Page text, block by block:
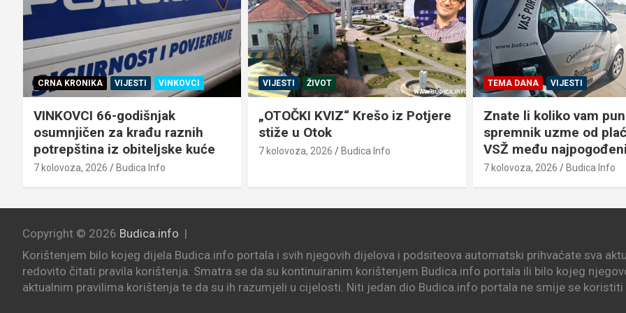
CRNA KRONIKA VIJESTI VINKOVCI
VINKOVCI 66-godišnjak
osumnjičen za krađu raznih
potrepština iz obiteljske kuće
7 kolovoza, 2026 Budica Info
VIJESTI ŽIVOT
„OTOČKI KVIZ“ Krešo iz Potjere
stiže u Otok
7 kolovoza, 2026 Budica Info
TEMA DANA VIJESTI
Znate li koliko vam
spremnik uzme od
VSŽ među
7 kolovoza, 2026 Budica Info
Copyright © 2026 Budica.info
Korištenjem bilo kojeg dijela Budica.info portala i svih njegovih dijelova i podsiteova automatski prihvaćate sva
redovito čitati pravila korištenja. Smatra se da su kontinuiranim korištenjem Budica.info portala ili bilo kojeg
aktualnim pravilima korištenja te da su ih razumjeli u cijelosti. Niti jedan dio Budica.info portala ne smije se